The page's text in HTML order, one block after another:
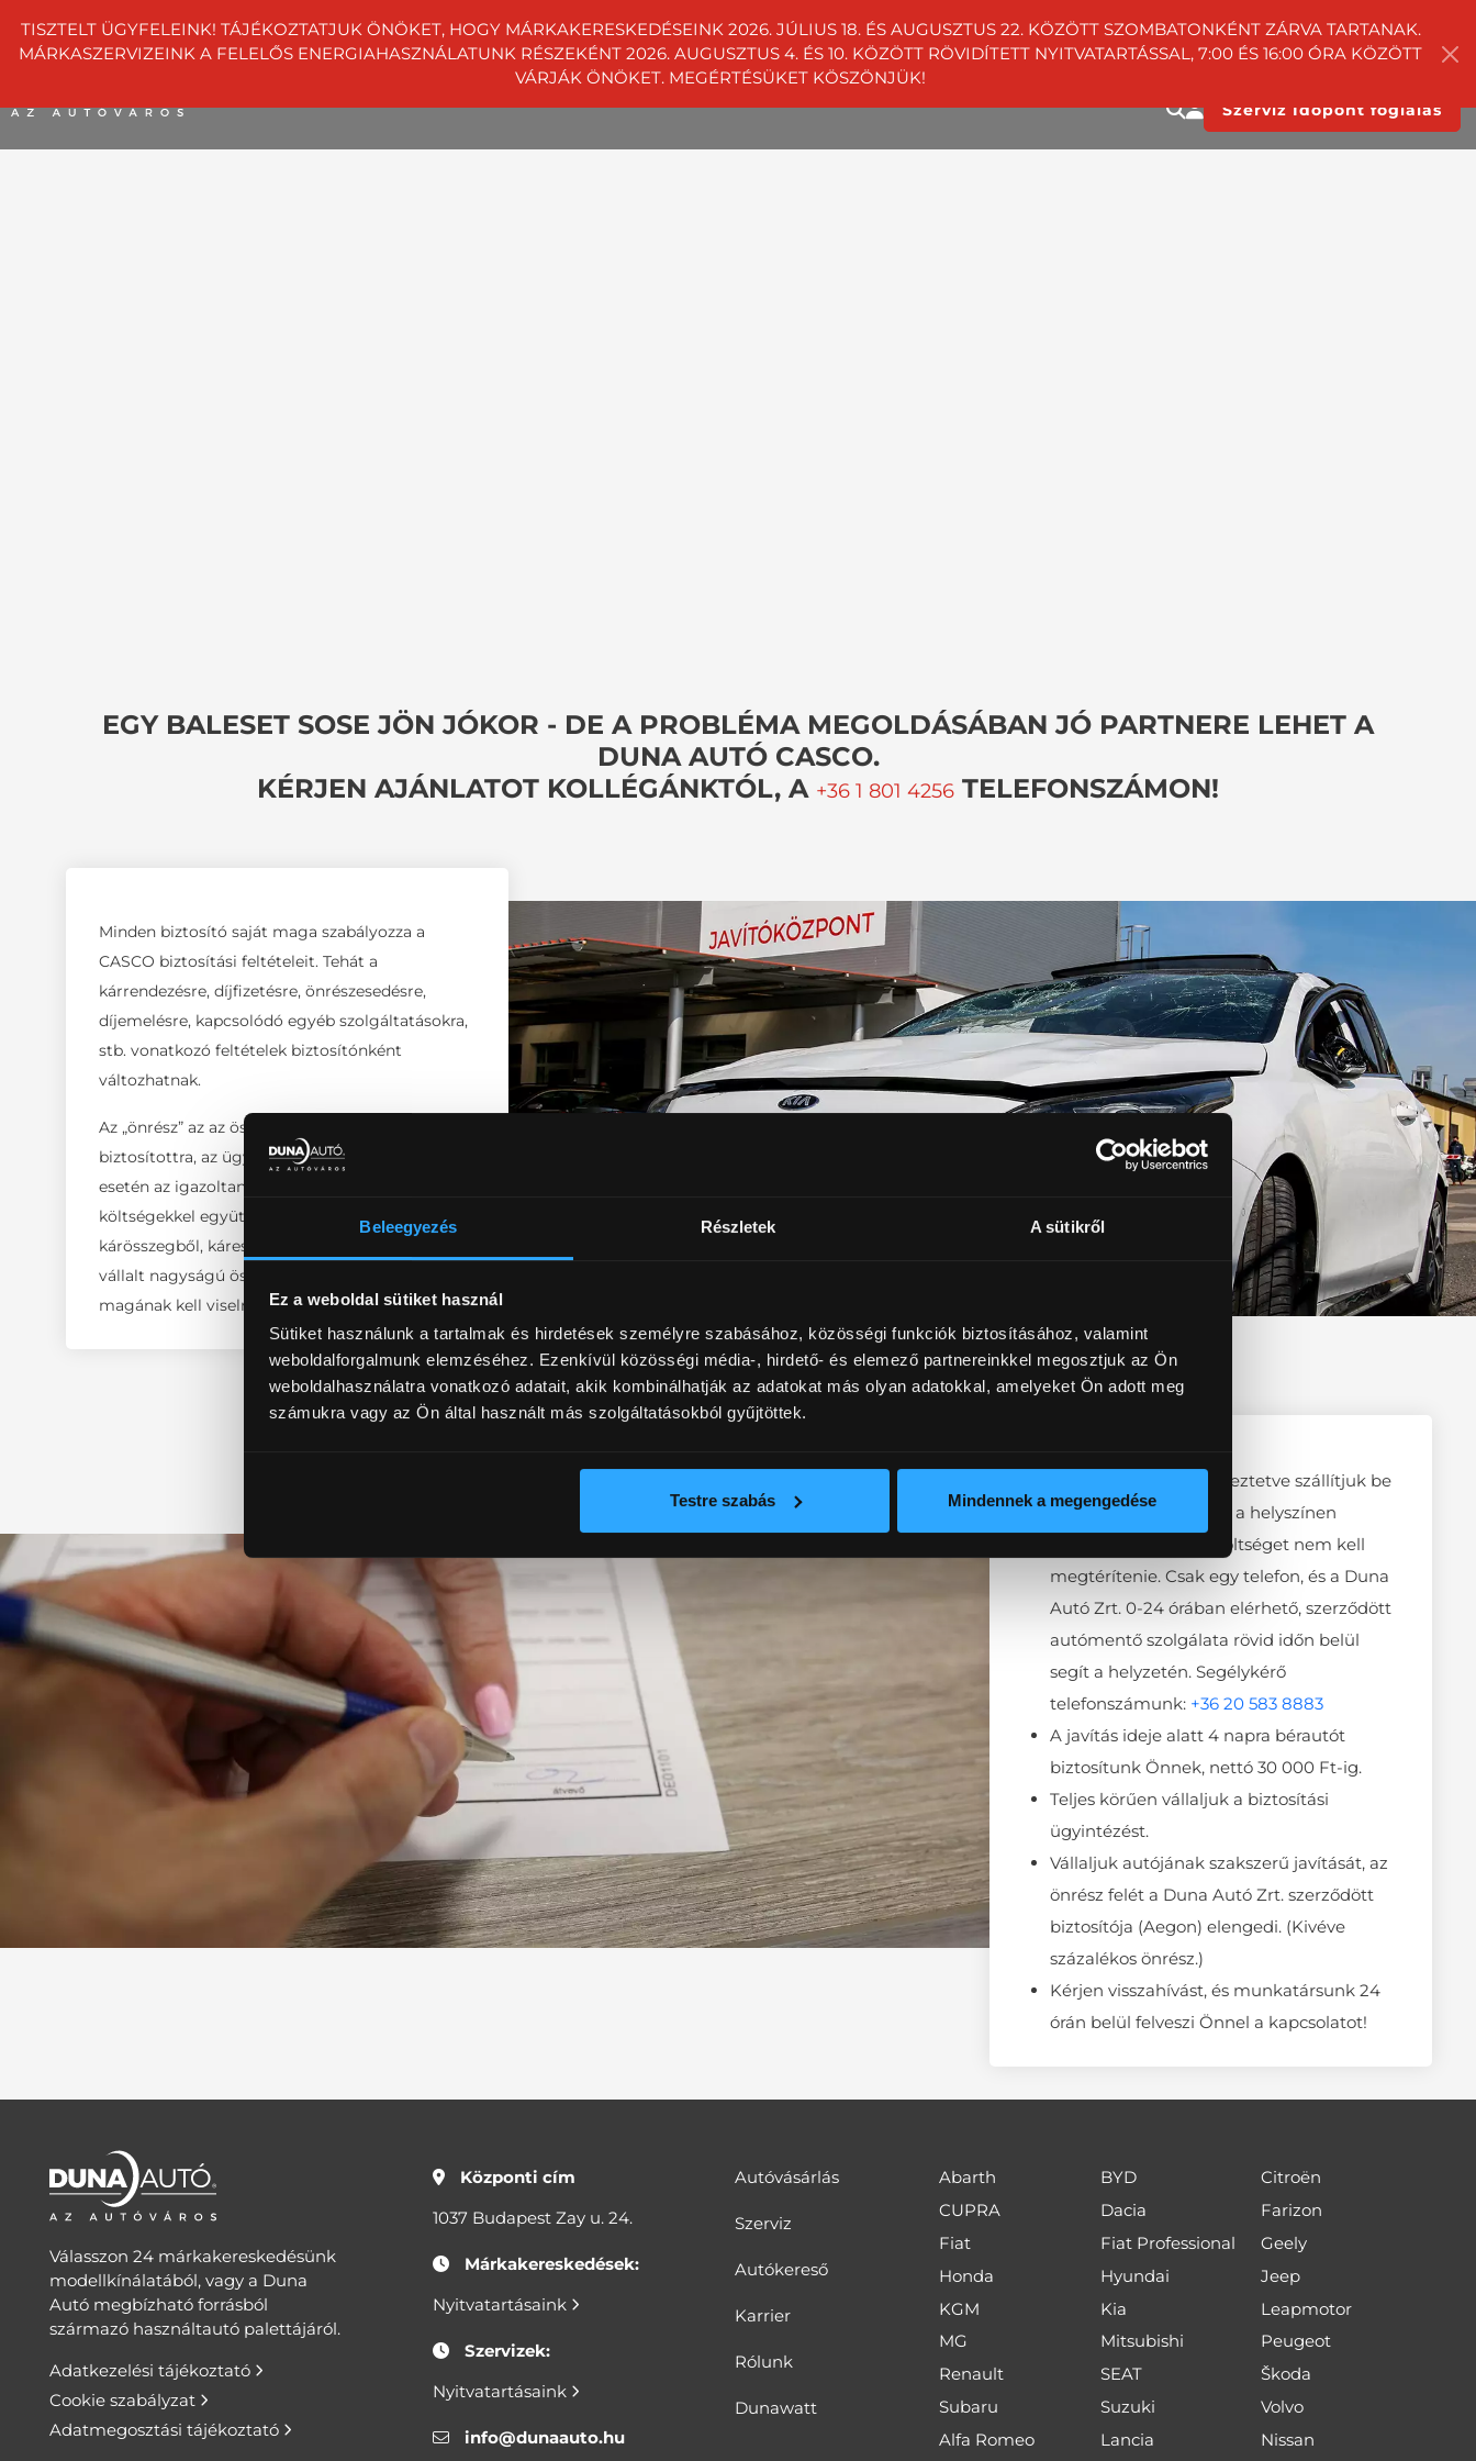
Beleegyezés Részletek A sütikről
Ez a weboldal sütiket használ
Sütiket használunk a tartalmak és hirdetések személyre szabásához, közösségi funkciók biztosításához, valamint
weboldalforgalmunk elemzéséhez. Ezenkívül közösségi média-, hirdető- és elemező partnereinkkel megosztjuk az Ön
weboldalhasználatra vonatkozó adatait, akik kombinálhatják az adatokat más olyan adatokkal, amelyeket Ön adott meg
számukra vagy az Ön által használt más szolgáltatásokból gyűjtöttek.
Testre szabás Mindennek a megengedése
TISZTELT ÜGYFELEINK! TÁJÉKOZTATJUK ÖNÖKET, HOGY MÁRKAKERESKEDÉSEINK 2026. JÚLIUS 18. ÉS AUGUSZTUS 22. KÖZÖTT SZOMBATONKÉNT ZÁRVA TARTANAK.
MÁRKASZERVIZEINK A FELELŐS ENERGIAHASZNÁLATUNK RÉSZEKÉNT 2026. AUGUSZTUS 4. ÉS 10. KÖZÖTT RÖVIDÍTETT NYITVATARTÁSSAL, 7:00 ÉS 16:00 ÓRA KÖZÖTT
VÁRJÁK ÖNÖKET. MEGÉRTÉSÜKET KÖSZÖNJÜK!
info@dunaauto.hu +36 1 801 4242 Telephelyeink
Szerviz Időpont foglalás
EGY BALESET SOSE JÖN JÓKOR - DE A PROBLÉMA MEGOLDÁSÁBAN JÓ PARTNERE LEHET A
DUNA AUTÓ CASCO.
KÉRJEN AJÁNLATOT KOLLÉGÁNKTÓL, A +36 1 801 4256 TELEFONSZÁMON!
Minden biztosító saját maga szabályozza a
CASCO biztosítási feltételeit. Tehát a
kárrendezésre, díjfizetésre, önrészesedésre,
díjemelésre, kapcsolódó egyéb szolgáltatásokra,
stb. vonatkozó feltételek biztosítónként
változhatnak.
Az „önrész” az az összeg, ami kár esetén a
biztosítottra, az ügyfelekre hárul. Tehát kár
esetén az igazoltan felmerülő - járulékos
költségekkel együtt megállapított -
kárösszegből, káreseményenként a szerződésben
vállalt nagyságú összeget a biztosítottnak
magának kell viselni.
Kár esetén, Önnel egyeztetve szállítjuk be
autóját műhelyünkbe, a helyszínen
semmiféle szállítási költséget nem kell
megtérítenie. Csak egy telefon, és a Duna
Autó Zrt. 0-24 órában elérhető, szerződött
autómentő szolgálata rövid időn belül
segít a helyzetén. Segélykérő
telefonszámunk: +36 20 583 8883
A javítás ideje alatt 4 napra bérautót
biztosítunk Önnek, nettó 30 000 Ft-ig.
Teljes körűen vállaljuk a biztosítási
ügyintézést.
Vállaljuk autójának szakszerű javítását, az
önrész felét a Duna Autó Zrt. szerződött
biztosítója (Aegon) elengedi. (Kivéve
százalékos önrész.)
Kérjen visszahívást, és munkatársunk 24
órán belül felveszi Önnel a kapcsolatot!
Válasszon 24 márkakereskedésünk
modellkínálatából, vagy a Duna
Autó megbízható forrásból
származó használtautó palettájáról.
Adatkezelési tájékoztató
Cookie szabályzat
Adatmegosztási tájékoztató
Központi cím
1037 Budapest Zay u. 24.
Márkakereskedések:
Nyitvatartásaink
Szervizek:
Nyitvatartásaink
info@dunaauto.hu
Autóvásárlás
Szerviz
Autókereső
Karrier
Rólunk
Dunawatt
Abarth BYD
Citroën
CUPRA
Dacia
Farizon
Fiat
Fiat Professional
Geely
Honda
Hyundai
Jeep
KGM
Kia
Leapmotor
MG
Mitsubishi
Peugeot
Renault
SEAT
Škoda
Subaru
Suzuki
Volvo
Alfa Romeo
Lancia Nissan